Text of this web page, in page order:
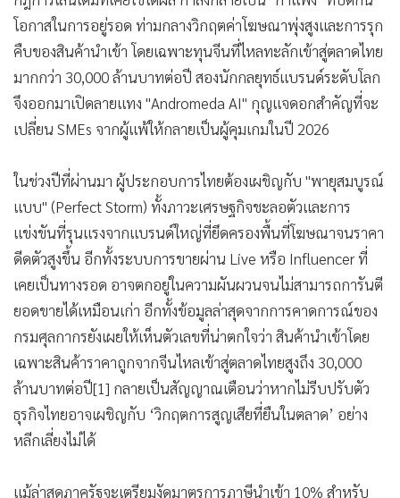
สมรภูมิการตลาดออนไลน์กำลังเข้าสู่จุดเปลี่ยนสำคัญอีกครั้ง เมื่อ
กฎการเล่นเดิมที่เคยใช้ได้ผล กำลังกลายเป็น "กำแพง" ที่ปิดกั้น
โอกาสในการอยู่รอด ท่ามกลางวิกฤตค่าโฆษณาพุ่งสูงและการรุก
คืบของสินค้านำเข้า โดยเฉพาะทุนจีนที่ไหลทะลักเข้าสู่ตลาดไทย
มากกว่า 30,000 ล้านบาทต่อปี สองนักกลยุทธ์แบรนด์ระดับโลก
เปลี่ยน SMEs จากผู้แพ้ให้กลายเป็นผู้คุมเกมในปี 2026
ในช่วงปีที่ผ่านมา ผู้ประกอบการไทยต้องเผชิญกับ "พายุสมบูรณ์
แบบ" (Perfect Storm) ทั้งภาวะเศรษฐกิจชะลอตัวและการ
แข่งขันที่รุนแรงจากแบรนด์ใหญ่ที่ยึดครองพื้นที่โฆษณาจนราคา
ดีดตัวสูงขึ้น อีกทั้งระบบการขายผ่าน Live หรือ Influencer ที่
เคยเป็นทางรอด อาจตกอยู่ในความผันผวนจนไม่สามารถการันตี
ยอดขายได้เหมือนเก่า อีกทั้งข้อมูลล่าสุดจากการคาดการณ์ของ
กรมศุลกากรยังเผยให้เห็นตัวเลขที่น่าตกใจว่า สินค้านำเข้าโดย
เฉพาะสินค้าราคาถูกจากจีนไหลเข้าสู่ตลาดไทยสูงถึง 30,000
ล้านบาทต่อปี[1] กลายเป็นสัญญาณเตือนว่าหากไม่รีบปรับตัว